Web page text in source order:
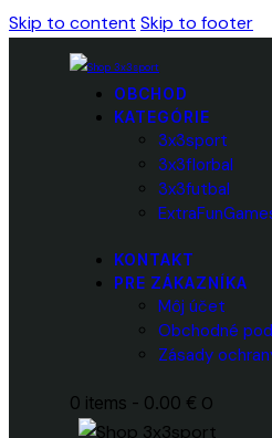
Skip to content Skip to footer
OBCHOD
KATEGÓRIE
3x3sport
3x3florbal
3x3futbal
KONTAKT
PRE ZÁKAZNÍKA
Môj účet
Obchodné
Zásady
0 items - 0.00 € 0